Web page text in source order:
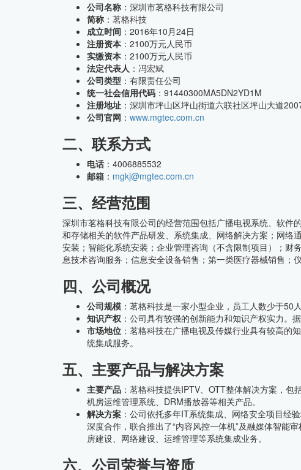
公司名称 ：深圳市茗格科技有限公司
简称 ：茗格科技
成立时间 ：2016年10月24日
注册资本 ：2100万元人民币
实缴资本 ：2100万元人民币
法定代表人 ：冯宏斌
公司类型 ：有限责任公司
统一社会信用代码 ：91440300MA5DN2YD1M
注册地址 ：深圳市坪山区坪山街道六联社区坪山大道
公司官网 ： www.mgtec.com.cn
二、联系方式
电话 ：4006885532
邮箱 ： mgkj@mgtec.com.cn
三、经营范围
深圳市茗格科技有限公司的经营范围包括广播电视系统、软
和存储相关的软件产品研发、系统集成、网络解决方案；网络
安装；智能化系统安装；企业管理咨询（不含限制项目）；
息技术咨询服务；信息安全设备销售；第一类医疗器械销售；
四、公司概况
公司规模 ：茗格科技是一家小型企业，员工人数少于50
知识产权 ：公司具有较强的创新能力和知识产权实力。
市场地位 ：茗格科技在广播电视及传媒行业具有较高的
统集成服务。
五、主要产品与解决方案
主要产品 ：茗格科技提供IPTV、OTT整体解决方案，包
机房运维管理系统、DRM播放器等相关产品。
解决方案 ：公司依托多年IT系统集成、网络安全项目经
深度合作，联合推出了“内容风控一体机”及融媒体智能
房建设、网络建设、运维管理等系统集成业务。
六、公司荣誉与资质